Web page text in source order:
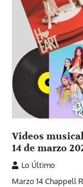
Videos
14 de marzo
Lo Último
Marzo 14 Chappell